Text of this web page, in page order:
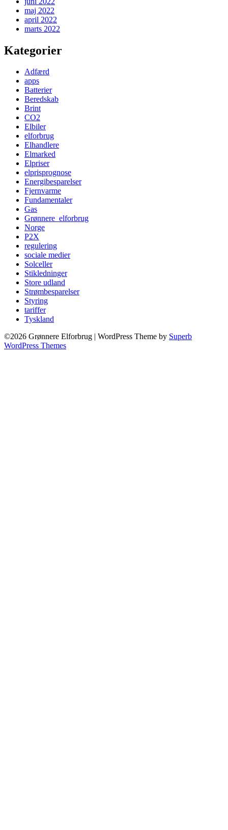
maj 2022
april 2022
marts 2022
Kategorier
Adfærd
apps
Batterier
Beredskab
Brint
CO2
Elbiler
elforbrug
Elhandlere
Elmarked
Elpriser
elprisprognose
Energibesparelser
Fjernvarme
Fundamentaler
Gas
Grønnere_elforbrug
Norge
P2X
regulering
sociale medier
Solceller
Stikledninger
Store udland
Strømbesparelser
Styring
tariffer
Tyskland
©2026 Grønnere Elforbrug | WordPress Theme by Superb
WordPress Themes